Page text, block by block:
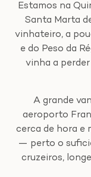
Estamos na
Santa Marta
vinhateiro, a
e do Peso da
vinha a
A grande
aeroporto
cerca de hora e
— perto o
cruzeiros,